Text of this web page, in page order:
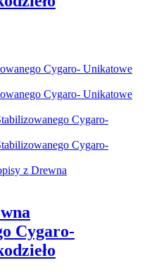
z Drewna
Cygaro-